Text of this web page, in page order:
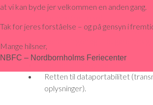
Retten til at anmode om
Retten til at anmode om
denne behandling.
Retten til dataportabilitet
oplysninger).
at vi kan byde jer velkommen en anden gang.
Tak for jeres forståelse – og på gensyn i
Mange hilsner,
NBFC – Nordbornholms Feriecenter